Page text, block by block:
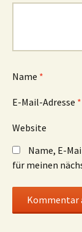
Name *
E-Mail-Adresse *
Website
Name, E-
für meinen